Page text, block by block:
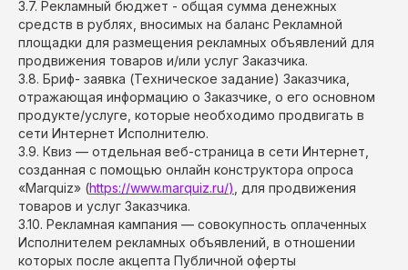
3.7. Рекламный бюджет - общая сумма денежных
средств в рублях, вносимых на баланс Рекламной
площадки для размещения рекламных объявлений для
продвижения товаров и/или услуг Заказчика.
3.8. Бриф- заявка (Техническое задание) Заказчика,
отражающая информацию о Заказчике, о его основном
продукте/услуге, которые необходимо продвигать в
сети Интернет Исполнителю.
3.9. Квиз — отдельная веб-страница в сети Интернет,
созданная с помощью онлайн конструктора опроса
«Marquiz» (https://www.marquiz.ru/)
, для продвижения
товаров и услуг Заказчика.
3.10. Рекламная кампания — совокупность оплаченных
Исполнителем рекламных объявлений, в отношении
которых после акцепта Публичной оферты